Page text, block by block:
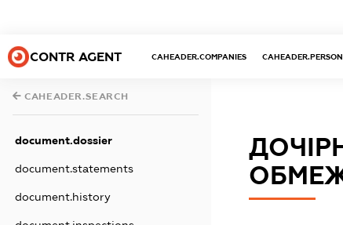
CONTR AGENT CAHEADER.COMPANIES
CAHEADER.SEARCH
document.dossier
document.statements
document.history